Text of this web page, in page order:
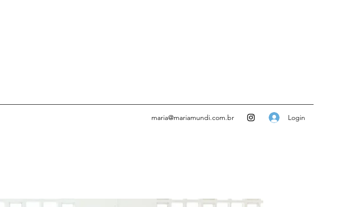
maria@mariamundi.com.br Login